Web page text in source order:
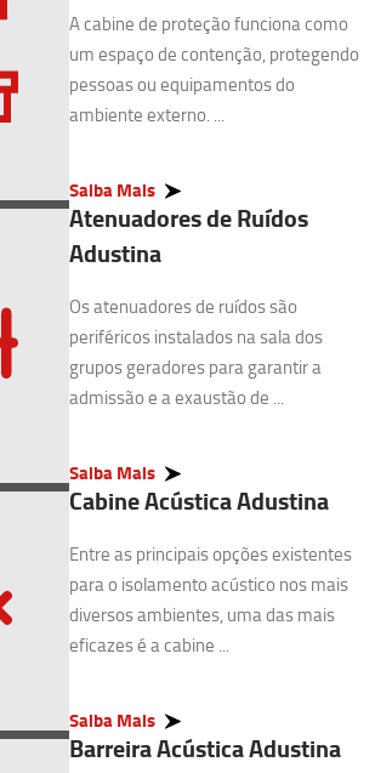
A cabine de proteção funciona como
um espaço de contenção, protegendo
pessoas ou equipamentos do
ambiente externo. ...
Saiba Mais
Atenuadores de Ruídos
Adustina
Os atenuadores de ruídos são
periféricos instalados na sala dos
grupos geradores para garantir a
admissão e a exaustão de ...
Saiba Mais
Cabine Acústica Adustina
Entre as principais opções existentes
para o isolamento acústico nos mais
diversos ambientes, uma das mais
eficazes é a cabine ...
Saiba Mais
Barreira Acústica Adustina